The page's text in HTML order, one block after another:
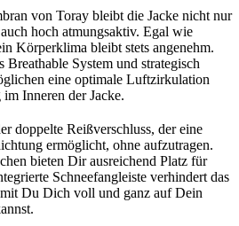
von Toray bleibt die Jacke nicht nur
hoch atmungsaktiv. Egal wie
Körperklima bleibt stets angenehm.
System und strategisch
eine optimale Luftzirkulation
Inneren der Jacke.
doppelte Reißverschluss, der eine
ermöglicht, ohne aufzutragen.
bieten Dir ausreichend Platz für
Schneefangleiste verhindert das
Du Dich voll und ganz auf Dein